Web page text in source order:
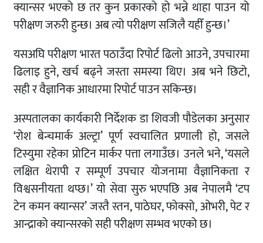
क्यान्सर भएको छ तर कुन प्रकारको हो भन्ने थाहा पाउन यो
परीक्षण जरुरी हुन्छ। अब त्यो परीक्षण सजिलै यहीँ हुन्छ।’
यसअघि परीक्षण भारत पठाउँदा रिपोर्ट ढिलो आउने, उपचारमा
ढिलाइ हुने, खर्च बढ्ने जस्ता समस्या थिए। अब भने छिटो,
सही र वैज्ञानिक आधारमा रिपोर्ट पाउन सकिन्छ।
अस्पतालका कार्यकारी निर्देशक डा शिवजी पौडेलका अनुसार
‘रोश बेन्चमार्क अल्ट्रा’ पूर्ण स्वचालित प्रणाली हो, जसले
टिस्युमा रहेका प्रोटिन मार्कर पत्ता लगाउँछ। उनले भने, ‘यसले
लक्षित थेरापी र सम्पूर्ण उपचार योजनामा वैज्ञानिकता र
विश्वसनीयता थप्छ।’ यो सेवा सुरु भएपछि अब नेपालमै ‘टप
टेन कमन क्यान्सर’ जस्तै स्तन, पाठेघर, फोक्सो, ओभरी, पेट र
आन्द्राको क्यान्सरको सही परीक्षण सम्भव भएको छ।